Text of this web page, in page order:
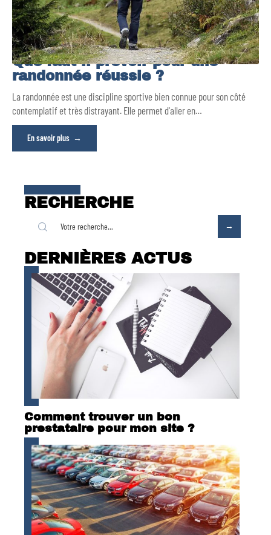
Que faut-il prévoir pour une
randonnée réussie ?
La randonnée est une discipline sportive bien connue pour son côté
contemplatif et très distrayant. Elle permet d'aller en…
En savoir plus
RECHERCHE
DERNIÈRES ACTUS
Comment trouver un bon
prestataire pour mon site ?